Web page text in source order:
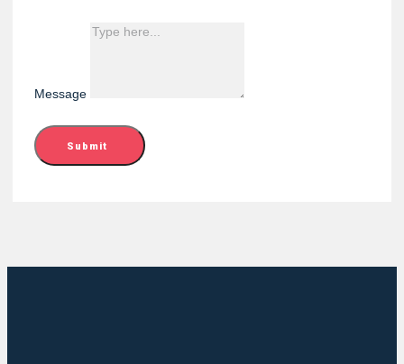
Message
Submit